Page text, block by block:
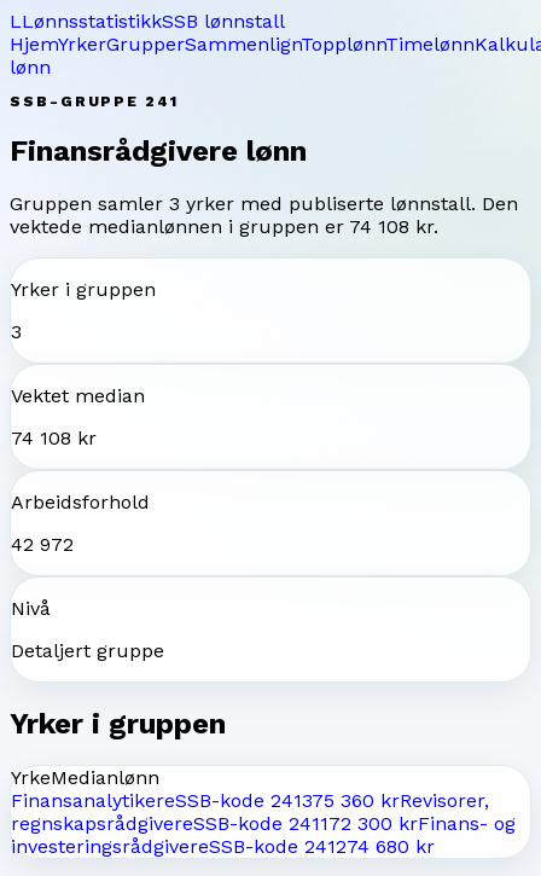
LLønnsstatistikkSSB lønnstall
HjemYrkerGrupperSammenlignTopplønnTimelønn
lønn
SSB-GRUPPE 241
Finansrådgivere lønn
Gruppen samler 3 yrker med publiserte lønnstall. Den
vektede medianlønnen i gruppen er 74 108 kr.
Yrker i gruppen
3
Vektet median
74 108 kr
Arbeidsforhold
42 972
Nivå
Detaljert gruppe
Yrker i gruppen
YrkeMedianlønn
FinansanalytikereSSB-kode 241375 360 krRevisorer,
regnskapsrådgivereSSB-kode 241172 300 krFinans- og
investeringsrådgivereSSB-kode 241274 680 kr